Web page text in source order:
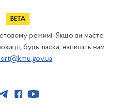
режимі. Якщо ви маєте
будь ласка, напишіть нам: